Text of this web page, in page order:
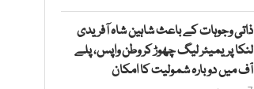
ذاتی وجوہات کے باعث شاہین شاہ آفریدی
لنکا پریمیئر لیگ چھوڑ کر وطن واپس، پلے
آف میں دوبارہ شمولیت کا امکان